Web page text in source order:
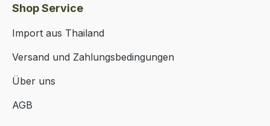
Shop Service
Import aus Thailand
Versand und Zahlungsbedingungen
Über uns
AGB